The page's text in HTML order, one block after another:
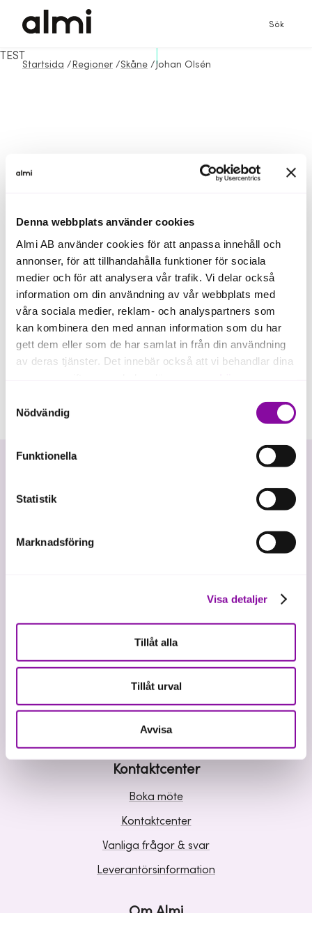
Denna webbplats använder cookies
Almi AB använder cookies för att anpassa innehåll och
annonser, för att tillhandahålla funktioner för sociala
medier och för att analysera vår trafik. Vi delar också
information om din användning av vår webbplats med
våra sociala medier, reklam- och analyspartners som
kan kombinera den med annan information som du har
gett dem eller som de har samlat in från din användning
av deras tjänster. Det innebär också att vi behandlar dina
Om du klickar på avvisa kommer användning av kakor
eller delning av information enligt ovan, inte att ske,
förutom för kakor som är nödvändiga för att hemsidan
ska fungera se mer under inställningar.
Nödvändig
Funktionella
Statistik
Marknadsföring
Visa detaljer
Tillåt alla
Tillåt urval
Avvisa
Sök
Startsida / Regioner /Skåne /Johan Olsén
TEST
Våra tjänster
Riskkapital
Affärsutveckling
Kunskap och inspiration
Kontaktcenter
Boka möte
Kontaktcenter
Vanliga frågor & svar
Leverantörsinformation
Om Almi